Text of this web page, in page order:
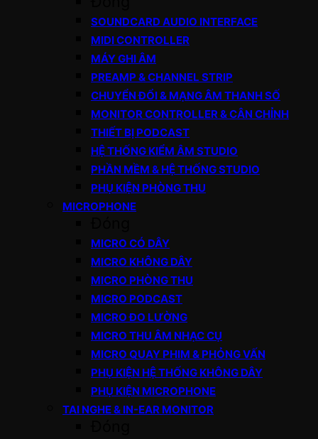
SOUNDCARD AUDIO INTERFACE
MIDI CONTROLLER
MÁY GHI ÂM
PREAMP & CHANNEL STRIP
CHUYỂN ĐỔI & MẠNG ÂM THANH SỐ
MONITOR CONTROLLER & CÂN CHỈNH
THIẾT BỊ PODCAST
HỆ THỐNG KIỂM ÂM STUDIO
PHẦN MỀM & HỆ THỐNG STUDIO
PHỤ KIỆN PHÒNG THU
MICROPHONE
MICRO CÓ DÂY
MICRO KHÔNG DÂY
MICRO PHÒNG THU
MICRO PODCAST
MICRO ĐO LƯỜNG
MICRO THU ÂM NHẠC CỤ
MICRO QUAY PHIM & PHỎNG VẤN
PHỤ KIỆN HỆ THỐNG KHÔNG DÂY
PHỤ KIỆN MICROPHONE
TAI NGHE & IN-EAR MONITOR